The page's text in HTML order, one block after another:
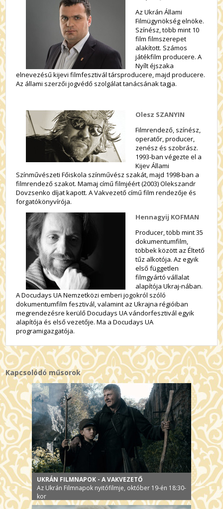
Az Ukrán Állami
Filmügynökség elnöke.
Színész, több mint 10
film filmszerepet
alakított. Számos
játékfilm producere. A
Nyílt éjszaka
elnevezésű kijevi filmfesztivál társproducere, majd producere.
Az állami szerzői jogvédő szolgálat tanácsának tagja.
Olesz SZANYIN
Filmrendező, színész,
operatőr, producer,
zenész és szobrász.
1993-ban végezte el a
Kijev Állami
Színművészeti Főiskola színművész szakát, majd 1998-ban a
filmrendező szakot. Mamaj című filmjéért (2003) Olekszandr
Dovzsenko díjat kapott. A Vakvezető című film rendezője és
forgatókönyvírója.
Hennagyij KOFMAN
Producer, több mint 35
dokumentumfilm,
többek között az Éltető
tűz alkotója. Az egyik
első független
filmgyártó vállalat
alapítója Ukraj-nában.
A Docudays UA Nemzetközi emberi jogokról szóló
dokumentumfilm fesztivál, valamint az Ukrajna régióiban
megrendezésre kerülő Docudays UA vándorfesztivál egyik
alapítója és első vezetője. Ma a Docudays UA
programigazgatója.
Kapcsolódó műsorok
UKRÁN FILMNAPOK - A VAKVEZETŐ
Az Ukrán Filmnapok nyitófilmje, október 19-én 18:30-
kor